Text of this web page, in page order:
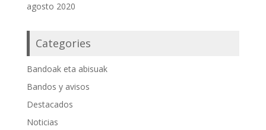
agosto 2020
Categories
Bandoak eta abisuak
Bandos y avisos
Destacados
Noticias